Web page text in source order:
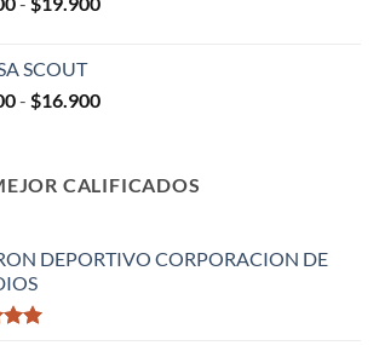
$14.900
SCOUT
- $16.900Rango
desde
$14.900
$16.900
CALIFICADOS
DEPORTIVO CORPORACION DE